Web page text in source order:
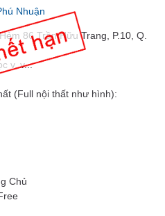
Nhuận
86 Trần Hữu Trang, P.10, Q.
v..v...
(Full nội thất như hình):
Chủ